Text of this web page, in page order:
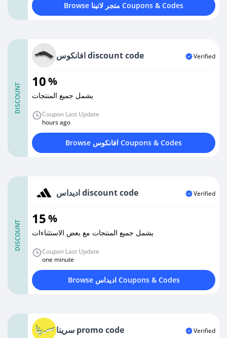
Browse متجر لاتينا Coupons & Codes
DISCOUNT
افانكوس discount code Verified
10%
يشمل جميع المنتجات
Coupon Last Update
hours ago
Browse افانكوس Coupons & Codes
DISCOUNT
اديداس discount code Verified
15%
يشمل جميع المنتجات مع بعض الاستثناءات
Coupon Last Update
one minute
Browse اديداس Coupons & Codes
سرينا promo code Verified